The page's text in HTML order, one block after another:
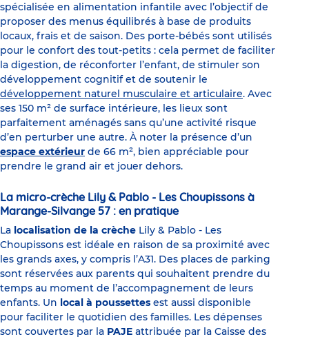
spécialisée en alimentation infantile avec l’objectif de
proposer des menus équilibrés à base de produits
locaux, frais et de saison. Des porte-bébés sont utilisés
pour le confort des tout-petits : cela permet de faciliter
la digestion, de réconforter l’enfant, de stimuler son
développement cognitif et de soutenir le
développement naturel musculaire et articulaire. Avec
ses 150 m² de surface intérieure, les lieux sont
parfaitement aménagés sans qu’une activité risque
d’en perturber une autre. À noter la présence d’un
espace extérieur de 66 m², bien appréciable pour
prendre le grand air et jouer dehors.
La micro-crèche Lily & Pablo - Les Choupissons à
Marange-Silvange 57 : en pratique
La localisation de la crèche Lily & Pablo - Les
Choupissons est idéale en raison de sa proximité avec
les grands axes, y compris l’A31. Des places de parking
sont réservées aux parents qui souhaitent prendre du
temps au moment de l’accompagnement de leurs
enfants. Un local à poussettes est aussi disponible
pour faciliter le quotidien des familles. Les dépenses
sont couvertes par la PAJE attribuée par la Caisse des